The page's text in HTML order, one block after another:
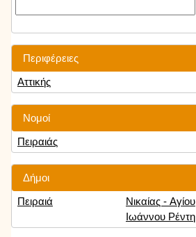
Περιφέρειες
Αττικής
Νομοί
Πειραιάς
Δήμοι
Πειραιά
Νικαίας - Αγίου
Ιωάννου Ρέντη